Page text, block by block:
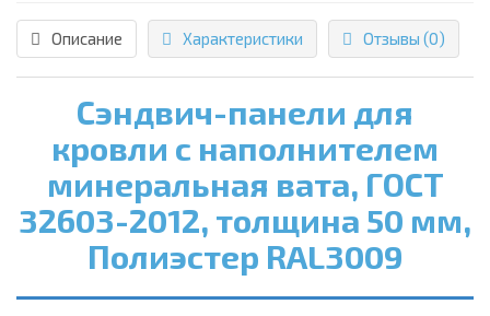
Описание Характеристики Отзывы (0)
Сэндвич-панели для
кровли с наполнителем
минеральная вата, ГОСТ
32603-2012, толщина 50 мм,
Полиэстер RAL3009